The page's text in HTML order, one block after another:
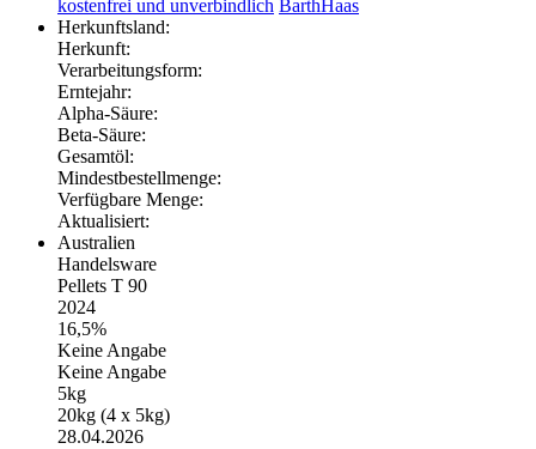
kostenfrei und unverbindlich BarthHaas
Herkunftsland:
Herkunft:
Verarbeitungsform:
Erntejahr:
Alpha-Säure:
Beta-Säure:
Gesamtöl:
Mindestbestellmenge:
Verfügbare Menge:
Aktualisiert:
Australien
Handelsware
Pellets T 90
2024
16,5%
Keine Angabe
Keine Angabe
5kg
20kg (4 x 5kg)
28.04.2026